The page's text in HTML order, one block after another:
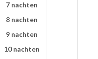
7 nachten
8 nachten
9 nachten
10 nachten